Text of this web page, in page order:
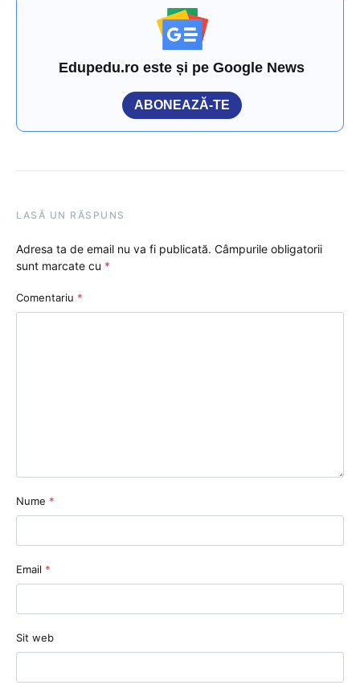
Edupedu.ro este și pe Google News
ABONEAZĂ-TE
LASĂ UN RĂSPUNS
Adresa ta de email nu va fi publicată. Câmpurile obligatorii
sunt marcate cu *
Comentariu *
Nume *
Email *
Sit web